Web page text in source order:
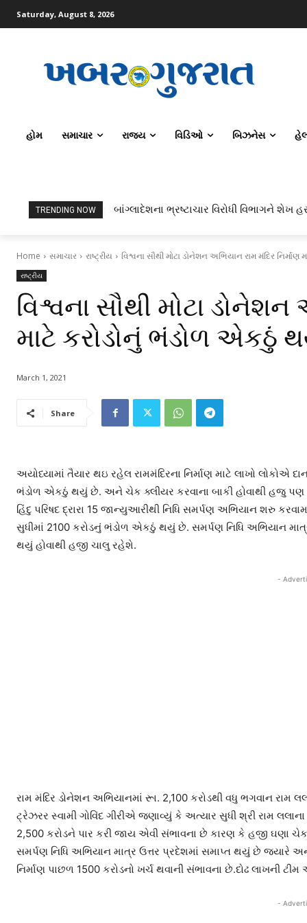
Saturday, August 8, 2026
હોમ સમાચાર રાજ્ય વિડિઓ બિઝનેસ
TRENDING NOW બાંગ્લાદેશના ભ્રષ્ટાચાર વિરોધી વિભાગને શેખ
Home સમાચાર રાષ્ટ્રીય વિશ્વના સૌથી મોટા ડોનેશન અભિયાન રામ મંદિર
રાષ્ટ્રીય
વિશ્વના સૌથી મોટા ડોનેશન
માટે કરોડોનું ભંડોળ એકઠું
March 1, 2021
Share
અયોધ્યામાં તૈયાર થઇ રહેલ રામમંદિરના નિર્માણ માટે લાખો
ભંડોળ એકઠું થયું છે. અને ચેક ક્લીયર કરવાના બાકી હોવાથી હજુ
હિંદુ પરિષદ દ્રારા 15 જાન્યુઆરીથી નિધિ સમર્પણ અભિયાન શરુ
સુધીમાં 2100 કરોડનું ભંડોળ એકઠું થયું છે. સમર્પણ નિધિ અભિયાન
થયું હોવાથી હજી ચાલુ રહેશે.
-
રામ મંદિર ડોનેશન અભિયાનમાં રૂા. 2,100 કરોડથી વધુ ભગવાન રામ
ટ્રેઝરર સ્વામી ગોવિંદ ગીરીએ જણાવ્યું કે અત્યાર સુધી શ્રી રામ
2,500 કરોડને પાર કરી જાય એવી સંભાવના છે કારણ કે હજી ઘણા
સમર્પણ નિધિ અભિયાન માત્ર ઉત્તર પ્રદેશમાં સમાપ્ત થયું છે જ્યારે
નિર્માણ પાછળ 1500 કરોડનો ખર્ચ થવાની સંભાવના છે.દોઢ લાખની
-